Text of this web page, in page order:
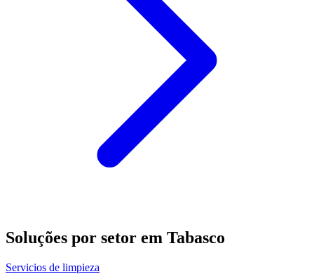
Soluções por setor em Tabasco
Servicios de limpieza